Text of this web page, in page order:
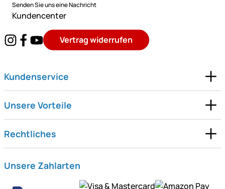
Senden Sie uns eine Nachricht
Kundencenter
Vertrag widerrufen
Kundenservice
Unsere Vorteile
Rechtliches
Unsere Zahlarten